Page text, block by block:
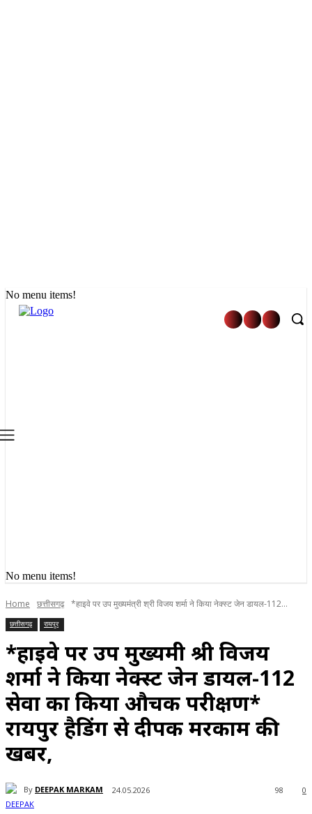
No menu items!
No menu items!
Home छत्तीसगढ़ *हाइवे पर उप मुख्यमंत्री श्री विजय शर्मा ने किया नेक्स्ट जेन डायल-112...
छत्तीसगढ़ रायपुर
*हाइवे पर उप मुख्यमंत्री श्री विजय
शर्मा ने किया नेक्स्ट जेन डायल-112
सेवा का किया औचक परीक्षण*
रायपुर हैडिंग से दीपक मरकाम की
खबर,
By DEEPAK MARKAM 24.05.2026 0
98